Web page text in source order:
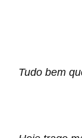
Tudo bem